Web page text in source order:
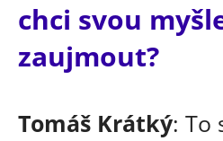
chci svou
zaujmout?
Tomáš Krátký: To